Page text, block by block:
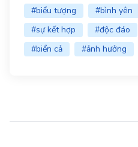
#biểu tượng
#bình yên
#sự kết hợp
#độc đáo
#biển cả
#ảnh hưởng